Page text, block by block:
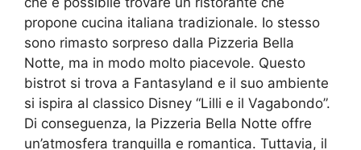
propone cucina italiana tradizionale. Io stesso
sono rimasto sorpreso dalla Pizzeria Bella
Notte, ma in modo molto piacevole. Questo
bistrot si trova a Fantasyland e il suo ambiente
si ispira al classico Disney “Lilli e il Vagabondo”.
Di conseguenza, la Pizzeria Bella Notte offre
un’atmosfera tranquilla e romantica. Tuttavia, il